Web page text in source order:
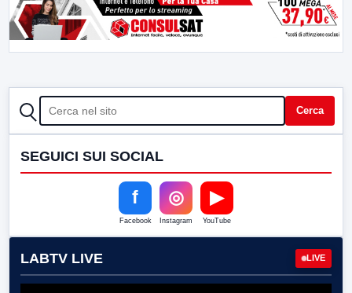
CERCA Cerca
SEGUICI SUI SOCIAL
f
Facebook
◎
Instagram
▶
YouTube
LABTV LIVE LIVE